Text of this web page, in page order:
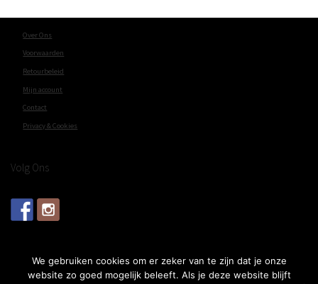
Over Ons
Voorwaarden
Retourbeleid
Mijn account
Contact
Privacy & Cookies
Volg Ons
© 2025 Jacqui's Arts & Designs - Powered and maintained bywinkeltjes.net
We gebruiken cookies om er zeker van te zijn dat je onze
website zo goed mogelijk beleeft. Als je deze website blijft